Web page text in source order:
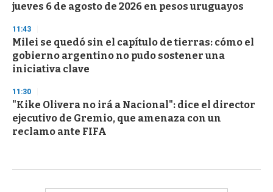
jueves 6 de agosto de 2026 en pesos uruguayos
11:43
Milei se quedó sin el capítulo de tierras: cómo el
gobierno argentino no pudo sostener una
iniciativa clave
11:30
"Kike Olivera no irá a Nacional": dice el director
ejecutivo de Gremio, que amenaza con un
reclamo ante FIFA